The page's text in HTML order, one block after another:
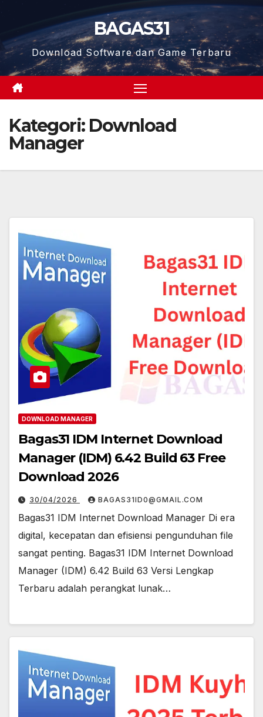
content
BAGAS31
Download Software dan Game Terbaru
Kategori: Download
Manager
DOWNLOAD MANAGER
Bagas31 IDM Internet Download
Manager (IDM) 6.42 Build 63 Free
Download 2026
30/04/2026 BAGAS31ID0@GMAIL.COM
Bagas31 IDM Internet Download Manager Di era
digital, kecepatan dan efisiensi pengunduhan file
sangat penting. Bagas31 IDM Internet Download
Manager (IDM) 6.42 Build 63 Versi Lengkap
Terbaru adalah perangkat lunak…